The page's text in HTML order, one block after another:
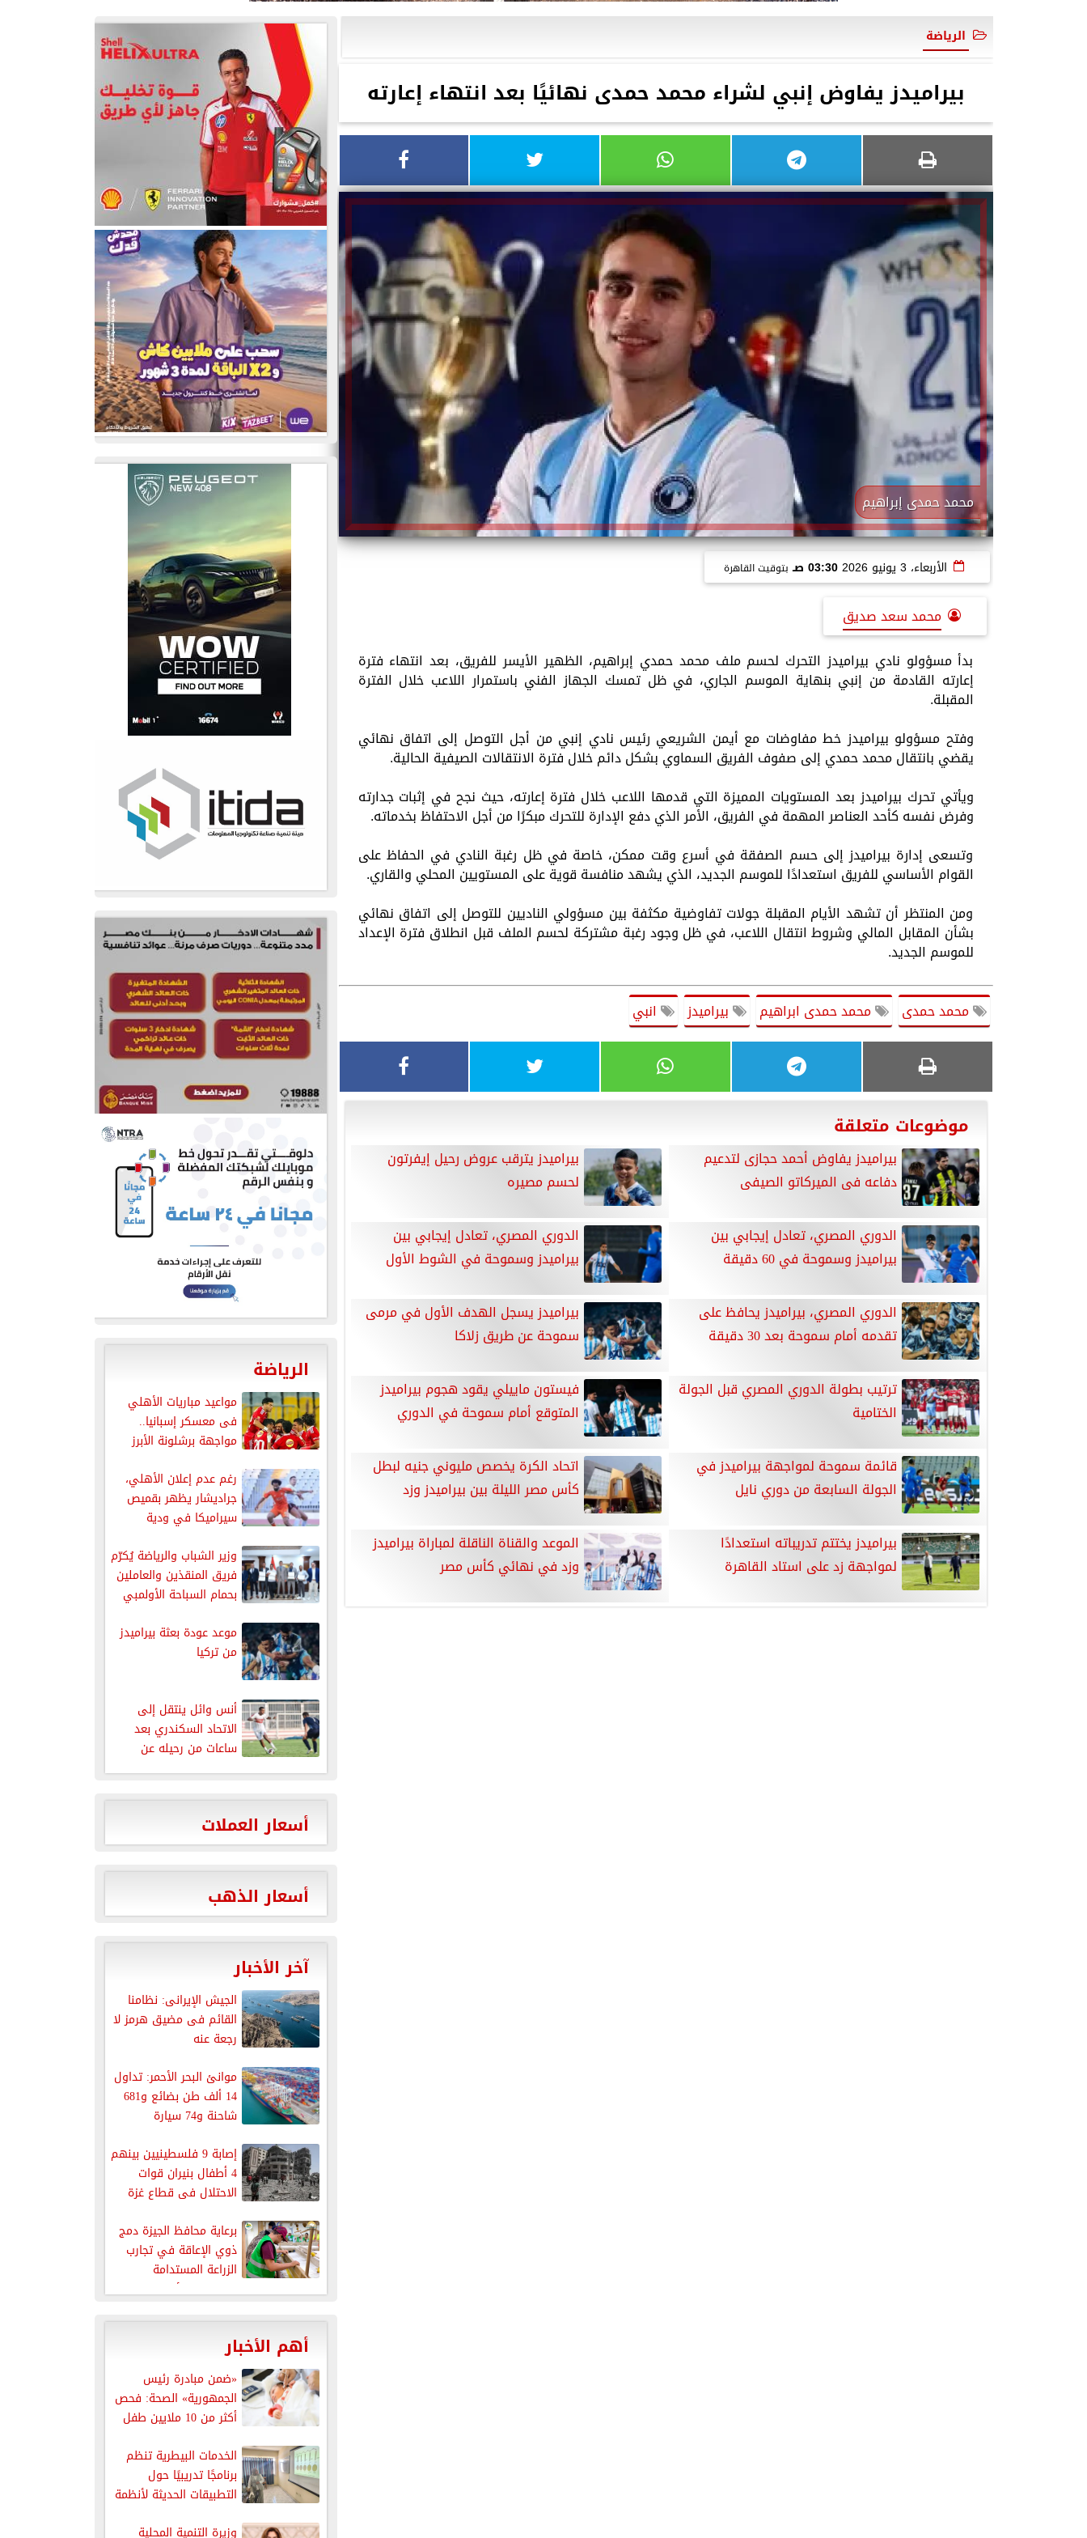
الرياضة
بيراميدز يفاوض إنبي لشراء محمد حمدى نهائيًا بعد انتهاء إعارته
محمد حمدى إبراهيم
الأربعاء، 3 يونيو 2026 03:30 صـ بتوقيت القاهرة
محمد سعد صديق
بدأ مسؤولو نادي بيراميدز التحرك لحسم ملف محمد حمدي إبراهيم، الظهير الأيسر للفريق، بعد انتهاء فترة
إعارته القادمة من إنبي بنهاية الموسم الجاري، في ظل تمسك الجهاز الفني باستمرار اللاعب خلال الفترة
المقبلة.
وفتح مسؤولو بيراميدز خط مفاوضات مع أيمن الشريعي رئيس نادي إنبي من أجل التوصل إلى اتفاق نهائي
يقضي بانتقال محمد حمدي إلى صفوف الفريق السماوي بشكل دائم خلال فترة الانتقالات الصيفية الحالية.
ويأتي تحرك بيراميدز بعد المستويات المميزة التي قدمها اللاعب خلال فترة إعارته، حيث نجح في إثبات جدارته
وفرض نفسه كأحد العناصر المهمة في الفريق، الأمر الذي دفع الإدارة للتحرك مبكرًا من أجل الاحتفاظ بخدماته.
وتسعى إدارة بيراميدز إلى حسم الصفقة في أسرع وقت ممكن، خاصة في ظل رغبة النادي في الحفاظ على
القوام الأساسي للفريق استعدادًا للموسم الجديد، الذي يشهد منافسة قوية على المستويين المحلي والقاري.
ومن المنتظر أن تشهد الأيام المقبلة جولات تفاوضية مكثفة بين مسؤولي الناديين للتوصل إلى اتفاق نهائي
بشأن المقابل المالي وشروط انتقال اللاعب، في ظل وجود رغبة مشتركة لحسم الملف قبل انطلاق فترة الإعداد
للموسم الجديد.
محمد حمدى محمد حمدى ابراهيم بيراميدز انبي
موضوعات متعلقة
بيراميدز يفاوض أحمد حجازى لتدعيم
دفاعه فى الميركاتو الصيفى
بيراميدز يترقب عروض رحيل إيفرتون
لحسم مصيره
الدوري المصري، تعادل إيجابي بين
بيراميدز وسموحة في 60 دقيقة
الدوري المصري، تعادل إيجابي بين
بيراميدز وسموحة في الشوط الأول
الدوري المصري، بيراميدز يحافظ على
تقدمه أمام سموحة بعد 30 دقيقة
بيراميدز يسجل الهدف الأول في مرمى
سموحة عن طريق زلاكا
ترتيب بطولة الدوري المصري قبل الجولة
الختامية
فيستون ماييلي يقود هجوم بيراميدز
المتوقع أمام سموحة في الدوري
قائمة سموحة لمواجهة بيراميدز في
الجولة السابعة من دوري نايل
اتحاد الكرة يخصص مليوني جنيه لبطل
كأس مصر الليلة بين بيراميدز وزد
بيراميدز يختتم تدريباته استعدادًا
لمواجهة زد على استاد القاهرة
الموعد والقناة الناقلة لمباراة بيراميدز
وزد في نهائي كأس مصر
الرياضة
مواعيد مباريات الأهلي
فى معسكر إسبانيا..
مواجهة برشلونة الأبرز
رغم عدم إعلان الأهلي،
جراديشار يظهر بقميص
سيراميكا في ودية
وزير الشباب والرياضة يُكرّم
فريق المنقذين والعاملين
بحمام السباحة الأولمبي
موعد عودة بعثة بيراميدز
من تركيا
أنس وائل ينتقل إلى
الاتحاد السكندري بعد
ساعات من رحيله عن
الزمالك
أسعار العملات
أسعار الذهب
آخر الأخبار
الجيش الإيرانى: نظامنا
القائم فى مضيق هرمز لا
رجعة عنه
موانئ البحر الأحمر: تداول
14 ألف طن بضائع و681
شاحنة و74 سيارة
إصابة 9 فلسطينيين بينهم
4 أطفال بنيران قوات
الاحتلال فى قطاع غزة
برعاية محافظ الجيزة دمج
ذوي الإعاقة في تجارب
الزراعة المستدامة
والاقتصاد الأخضر...
أهم الأخبار
«ضمن مبادرة رئيس
الجمهورية» الصحة: فحص
أكثر من 10 ملايين طفل
الخدمات البيطرية تنظم
برنامجًا تدريبيًا حول
التطبيقات الحديثة لأنظمة
وزيرة التنمية المحلية